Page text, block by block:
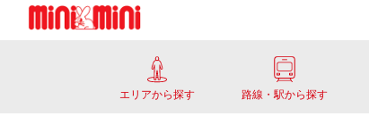
エリアから探す 路線・駅から探す